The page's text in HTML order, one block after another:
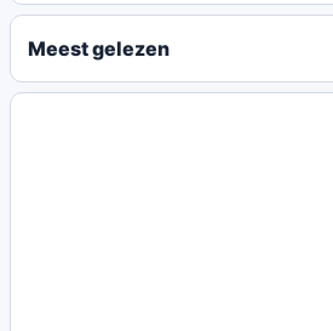
Meest gelezen